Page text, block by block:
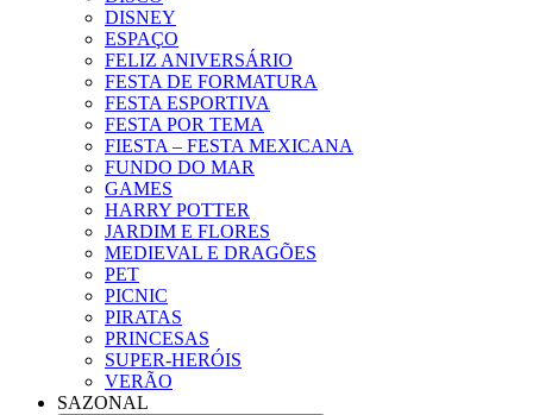
DISNEY
ESPAÇO
FELIZ ANIVERSÁRIO
FESTA DE FORMATURA
FESTA ESPORTIVA
FESTA POR TEMA
FIESTA – FESTA MEXICANA
FUNDO DO MAR
GAMES
HARRY POTTER
JARDIM E FLORES
MEDIEVAL E DRAGÕES
PET
PICNIC
PIRATAS
PRINCESAS
SUPER-HERÓIS
VERÃO
SAZONAL